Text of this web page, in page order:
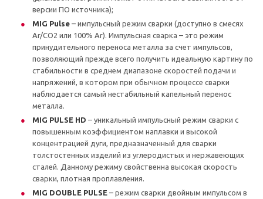
версии ПО источника);
MIG Pulse – импульсный режим сварки (доступно в смесях
Ar/CO2 или 100% Ar). Импульсная сварка – это режим
принудительного переноса металла за счет импульсов,
позволяющий прежде всего получить идеальную картину по
стабильности в среднем диапазоне скоростей подачи и
напряжений, в котором при обычном процессе сварки
наблюдается самый нестабильный капельный перенос
металла.
MIG PULSE HD – уникальный импульсный режим сварки с
повышенным коэффициентом наплавки и высокой
концентрацией дуги, предназначенный для сварки
толстостенных изделий из углеродистых и нержавеющих
сталей. Данному режиму свойственна высокая скорость
сварки, плотная проплавления.
MIG DOUBLE PULSE – режим сварки двойным импульсом в